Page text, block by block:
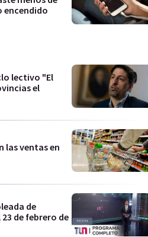
encendido
lectivo "El
el
las ventas en
de
de febrero de